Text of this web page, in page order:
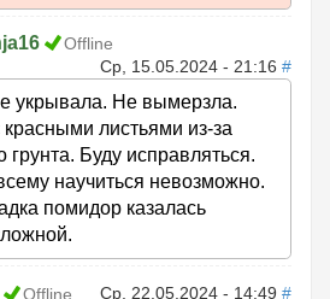
Offline
Ср, 15.05.2024 - 21:16 #
укрывала. Не вымерзла.
красными листьями из-за
грунта. Буду исправляться.
научиться невозможно.
помидор казалась
Offline Ср, 22.05.2024 - 14:49 #